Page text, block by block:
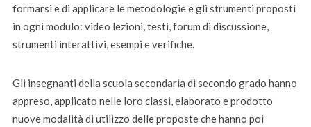
formarsi e di applicare le metodologie e gli strumenti proposti
in ogni modulo: video lezioni, testi, forum di discussione,
strumenti interattivi, esempi e verifiche.
Gli insegnanti della scuola secondaria di secondo grado hanno
appreso, applicato nelle loro classi, elaborato e prodotto
nuove modalità di utilizzo delle proposte che hanno poi